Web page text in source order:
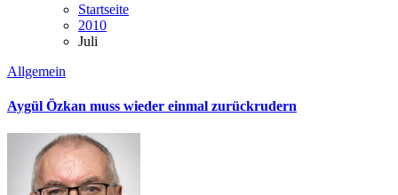
Startseite
2010
Juli
Allgemein
Aygül Özkan muss wieder einmal zurückrudern